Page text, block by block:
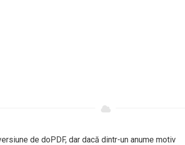
de doPDF, dar dacă dintr-un anume motiv